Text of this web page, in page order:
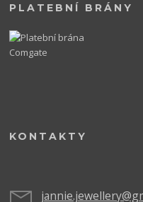
PLATEBNÍ BRÁNY
KONTAKTY